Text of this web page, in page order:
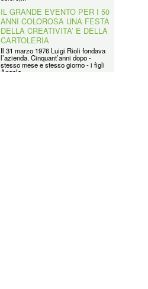
IL GRANDE EVENTO PER I 50
ANNI COLOROSA UNA FESTA
DELLA CREATIVITA’ E DELLA
CARTOLERIA
Il 31 marzo 1976 Luigi Rioli fondava
l’azienda. Cinquant’anni dopo -
stesso mese e stesso giorno - i figli
Angelo,...